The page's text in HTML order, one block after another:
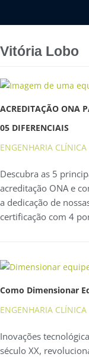
para
conteúdo
Vitória Lobo
ACREDITAÇÃO ONA
05 DIFERENCIAIS
ENGENHARIA CLÍNICA
Descubra as 5
acreditação ONA e
a dedicação de
certificação com 4
Como Dimensionar
ENGENHARIA CLÍNICA
Inovações
século XX,